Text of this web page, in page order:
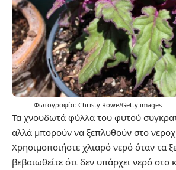
Φωτογραφία: Christy Rowe/Getty images
Τα χνουδωτά φύλλα του φυτού
αλλά μπορούν να ξεπλυθούν στο
Χρησιμοποιήστε χλιαρό νερό όταν τα
βεβαιωθείτε ότι δεν υπάρχει νερό στο